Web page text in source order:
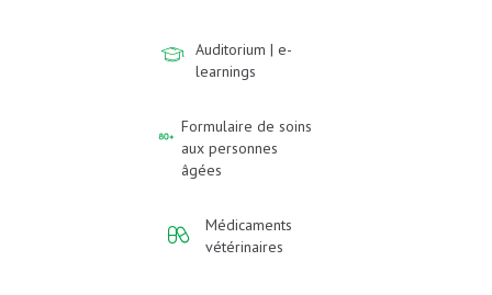
Auditorium | e-
learnings
Formulaire de soins
aux personnes
âgées
Médicaments
vétérinaires